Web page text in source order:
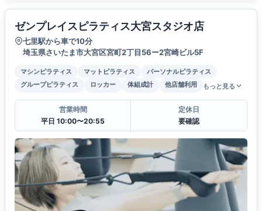
ゼンプレイスピラティス大宮スタジオ店
七里駅から車で10分
埼玉県さいたま市大宮区宮町2丁目56ー2宮崎ビル5F
マシンピラティス マットピラティス
パーソナルピラティス
グループピラティス
ロッカー 体組成計 他店舗利用 もっと見る
営業時間
平日 10:00〜20:55
定休日
要確認